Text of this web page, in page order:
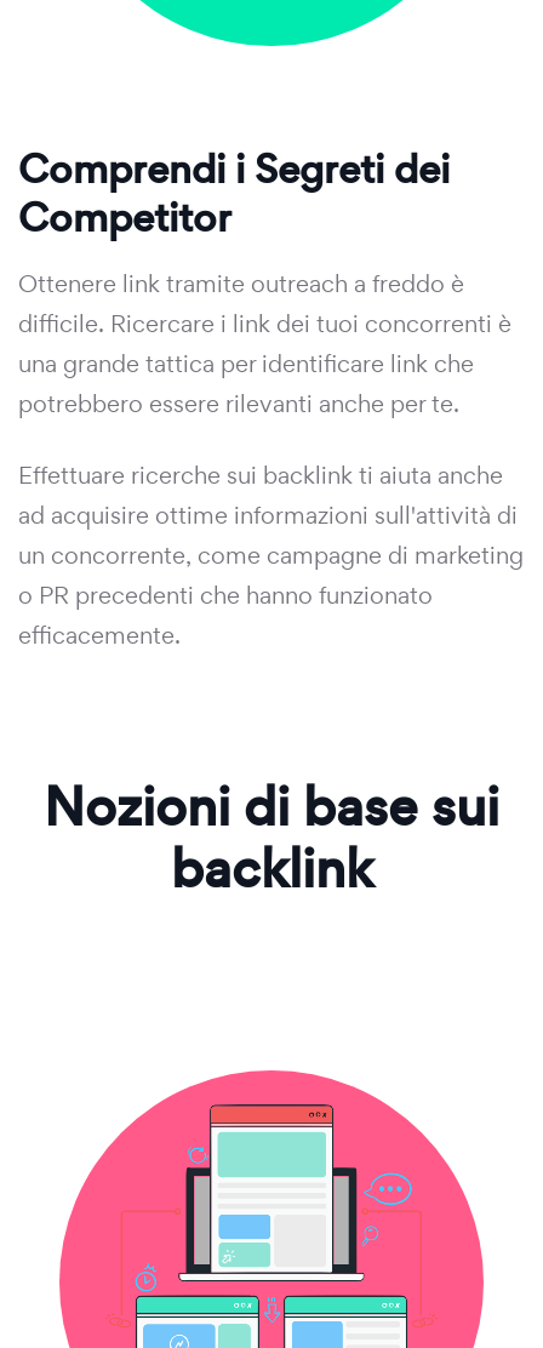
Comprendi i Segreti dei
Competitor
Ottenere link tramite outreach a freddo è
difficile. Ricercare i link dei tuoi concorrenti è
una grande tattica per identificare link che
potrebbero essere rilevanti anche per te.
Effettuare ricerche sui backlink ti aiuta anche
ad acquisire ottime informazioni sull'attività di
un concorrente, come campagne di marketing
o PR precedenti che hanno funzionato
efficacemente.
Nozioni di base sui
backlink